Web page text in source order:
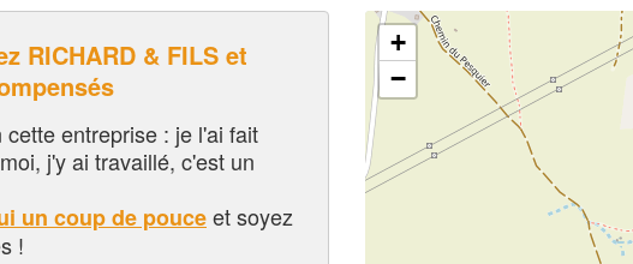
RICHARD & FILS et
entreprise : je l'ai fait
j'y ai travaillé, c'est un
un coup de pouceet soyez
!
+
−